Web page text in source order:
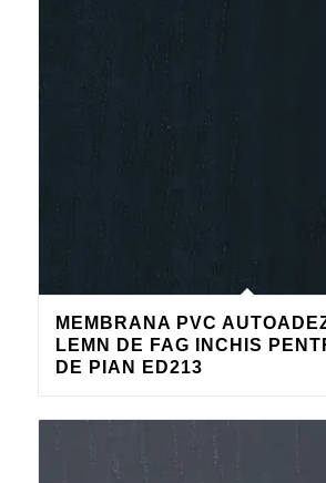
MEMBRANA PVC
LEMN DE FAG INCHIS
DE PIAN ED213